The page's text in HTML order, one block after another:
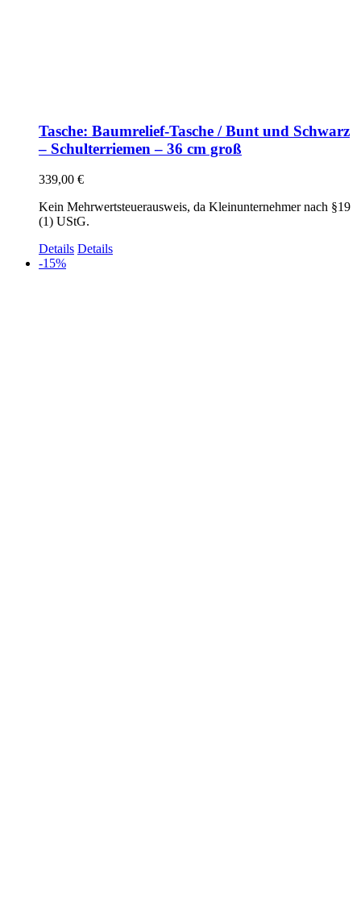
Tasche: Baumrelief-Tasche / Bunt und Schwarz
– Schulterriemen – 36 cm groß
339,00 €
Kein Mehrwertsteuerausweis, da Kleinunternehmer nach §19
(1) UStG.
Details Details
-15%